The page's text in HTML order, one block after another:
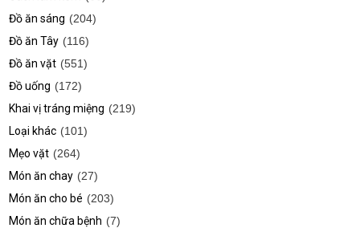
Đồ ăn sáng (204)
Đồ ăn Tây (116)
Đồ ăn vặt (551)
Đồ uống (172)
Khai vị tráng miệng (219)
Loại khác (101)
Mẹo vặt (264)
Món ăn chay (27)
Món ăn cho bé (203)
Món ăn chữa bệnh (7)